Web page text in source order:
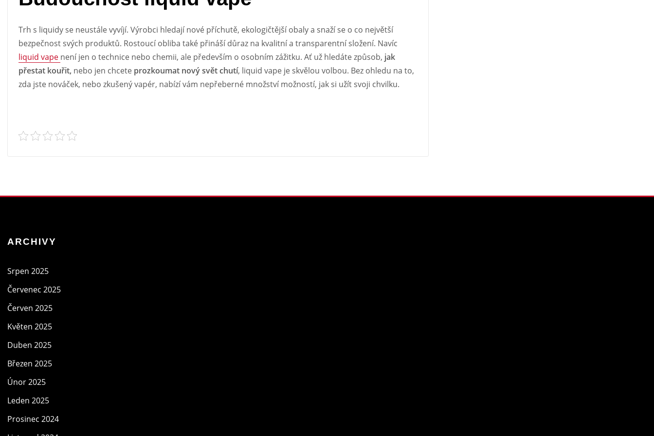
Trh s liquidy se neustále vyvíjí. Výrobci hledají nové příchutě, ekologičtější obaly a snaží se o co největší
bezpečnost svých produktů. Rostoucí obliba také přináší důraz na kvalitní a transparentní složení. Navíc
liquid vape není jen o technice nebo chemii, ale především o osobním zážitku. Ať už hledáte způsob, jak
přestat kouřit, nebo jen chcete prozkoumat nový svět chutí, liquid vape je skvělou volbou. Bez ohledu na to,
zda jste nováček, nebo zkušený vapér, nabízí vám nepřeberné množství možností, jak si užít svoji chvilku.
ARCHIVY
Srpen 2025
Červenec 2025
Červen 2025
Květen 2025
Duben 2025
Březen 2025
Únor 2025
Leden 2025
Prosinec 2024